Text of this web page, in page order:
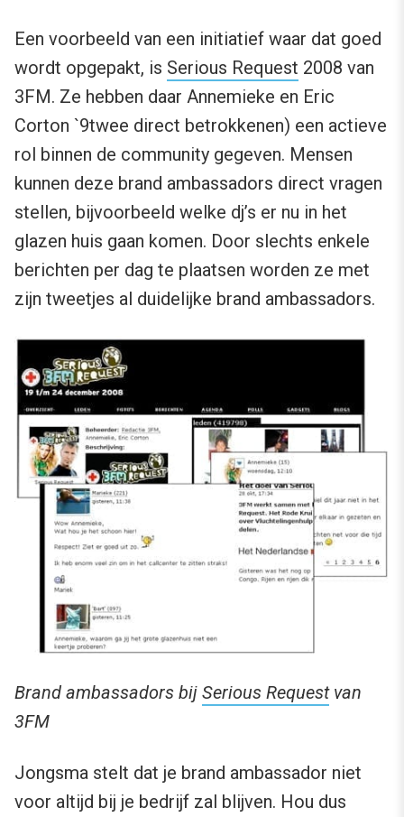
Een voorbeeld van een initiatief waar dat goed
wordt opgepakt, is Serious Request 2008 van
3FM. Ze hebben daar Annemieke en Eric
Corton `9twee direct betrokkenen) een actieve
rol binnen de community gegeven. Mensen
kunnen deze brand ambassadors direct vragen
stellen, bijvoorbeeld welke dj’s er nu in het
glazen huis gaan komen. Door slechts enkele
berichten per dag te plaatsen worden ze met
zijn tweetjes al duidelijke brand ambassadors.
Brand ambassadors bij Serious Requestvan
3FM
Jongsma stelt dat je brand ambassador niet
voor altijd bij je bedrijf zal blijven. Hou dus